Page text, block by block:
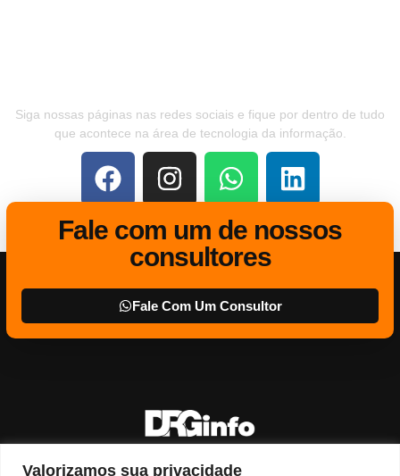
Valorizamos sua privacidade
Siga nossas páginas nas redes sociais e fique por dentro de tudo
que acontece na área de tecnologia da informação.
Fale com um de nossos
consultores
Fale Com Um Consultor
Consultoria e Serviços em T.I.